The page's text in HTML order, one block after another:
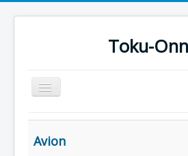
Toku-
Basculer
la
Accueil
Toku-Actrices
Avion